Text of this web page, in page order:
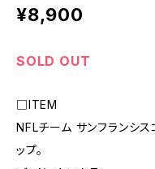
¥8,900
SOLD OUT
□ITEM
NFLチーム サンフランシス
ップ。